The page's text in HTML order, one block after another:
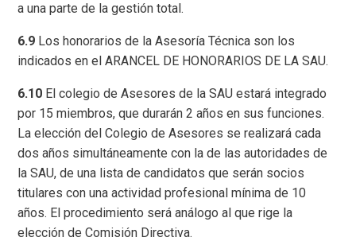
a una parte de la gestión total.
6.9 Los honorarios de la Asesoría Técnica son los
indicados en el ARANCEL DE HONORARIOS DE LA SAU.
6.10 El colegio de Asesores de la SAU estará integrado
por 15 miembros, que durarán 2 años en sus funciones.
La elección del Colegio de Asesores se realizará cada
dos años simultáneamente con la de las autoridades de
la SAU, de una lista de candidatos que serán socios
titulares con una actividad profesional mínima de 10
años. El procedimiento será análogo al que rige la
elección de Comisión Directiva.